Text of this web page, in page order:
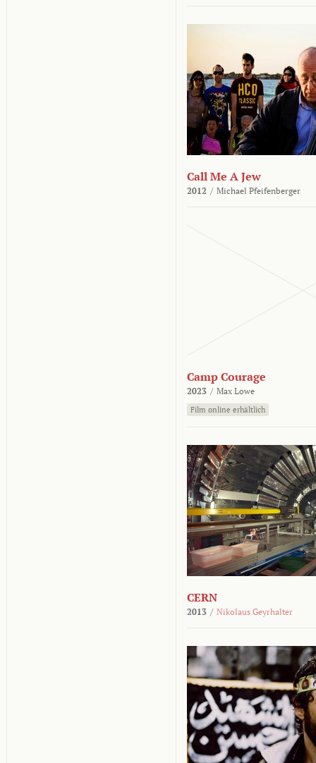
Call Me A Jew
2012 / Michael Pfeifenberger
Camp Courage
2023 / Max Lowe
Film online erhältlich
CERN
2013 / Nikolaus Geyrhalter